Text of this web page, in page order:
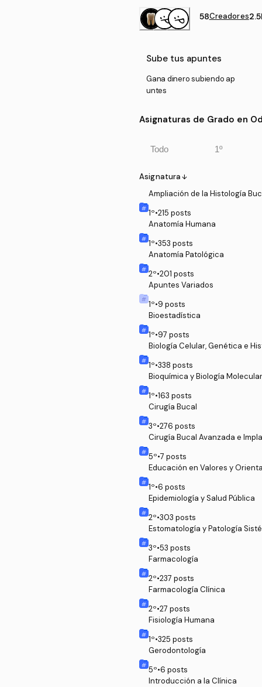
58Creadores
Sube tus apuntes
Gana dinero subiendo ap
untes
Asignaturas de Grado en
Todo 1º
Asignatura arrow_downward
Ampliación de la Histología
1º•215 posts
Anatomía Humana
1º•353 posts
Anatomía Patológica
2º•201 posts
Apuntes Variados
1º•9 posts
Bioestadística
1º•97 posts
Biología Celular, Genética e
1º•338 posts
Bioquímica y Biología Molecular
1º•163 posts
Cirugía Bucal
3º•276 posts
Cirugía Bucal Avanzada e
5º•7 posts
Educación en Valores y
1º•6 posts
Epidemiología y Salud Pública
2º•303 posts
Estomatología y Patología
3º•53 posts
Farmacología
2º•237 posts
Farmacología Clínica
2º•27 posts
Fisiología Humana
1º•325 posts
Gerodontología
5º•6 posts
Introducción a la Clínica